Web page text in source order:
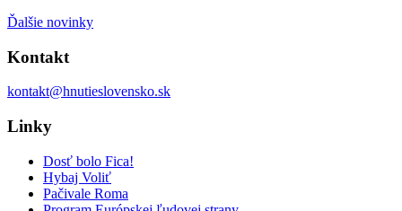
Ďalšie novinky
Kontakt
kontakt@hnutieslovensko.sk
Linky
Dosť bolo Fica!
Hybaj Voliť
Pačivale Roma